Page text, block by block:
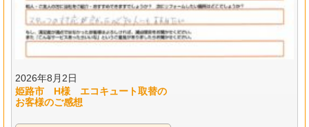
2026年8月2日
姫路市 H様 エコキュート取替の
お客様のご感想